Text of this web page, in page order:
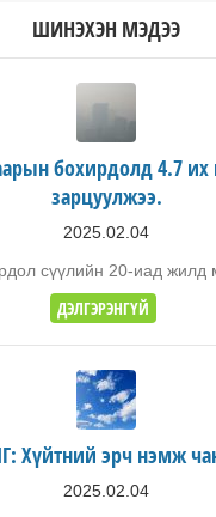
ШИНЭХЭН МЭДЭЭ
бохирдолд 4.7
зарцуулжээ.
2025.02.04
сүүлийн 20-иад жилд
ДЭЛГЭРЭНГҮЙ
Хүйтний эрч нэмж
2025.02.04